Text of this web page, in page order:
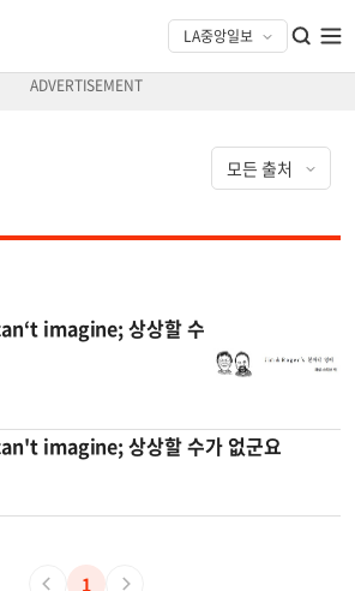
imagine; 상상할 수
imagine; 상상할 수가 없군요
1